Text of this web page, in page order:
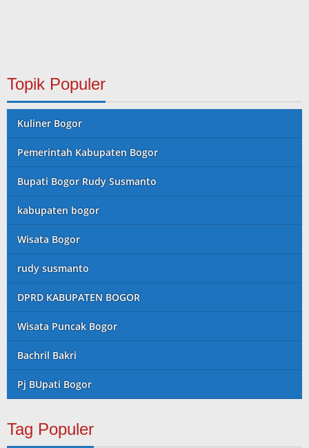
Topik Populer
Kuliner Bogor
Pemerintah Kabupaten Bogor
Bupati Bogor Rudy Susmanto
kabupaten bogor
Wisata Bogor
rudy susmanto
DPRD KABUPATEN BOGOR
Wisata Puncak Bogor
Bachril Bakri
Pj BUpati Bogor
Tag Populer